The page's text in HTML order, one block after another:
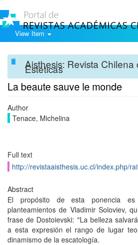
View Item
Aisthesis: Revista
Estéticas
La beaute sauve le monde
Author
Tenace, Michelina
Full text
http://revistaaisthesis.uc.cl/index.php/
Abstract
El propósito de esta ponencia
planteamientos de Vladimir Soloviev,
frase de Dostoievski: "La belleza
a esta expresión el rango de lugar
dinamismo de la escatología.